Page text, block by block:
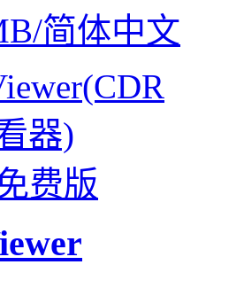
简体中文